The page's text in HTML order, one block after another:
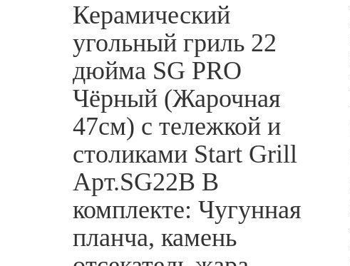
Керамический
угольный гриль 22
дюйма SG PRO
Чёрный (Жарочная
47см) с тележкой и
столиками Start Grill
Арт.SG22B В
комплекте: Чугунная
планча, камень